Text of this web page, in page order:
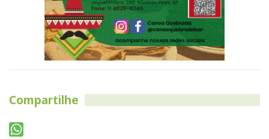
Compartilhe